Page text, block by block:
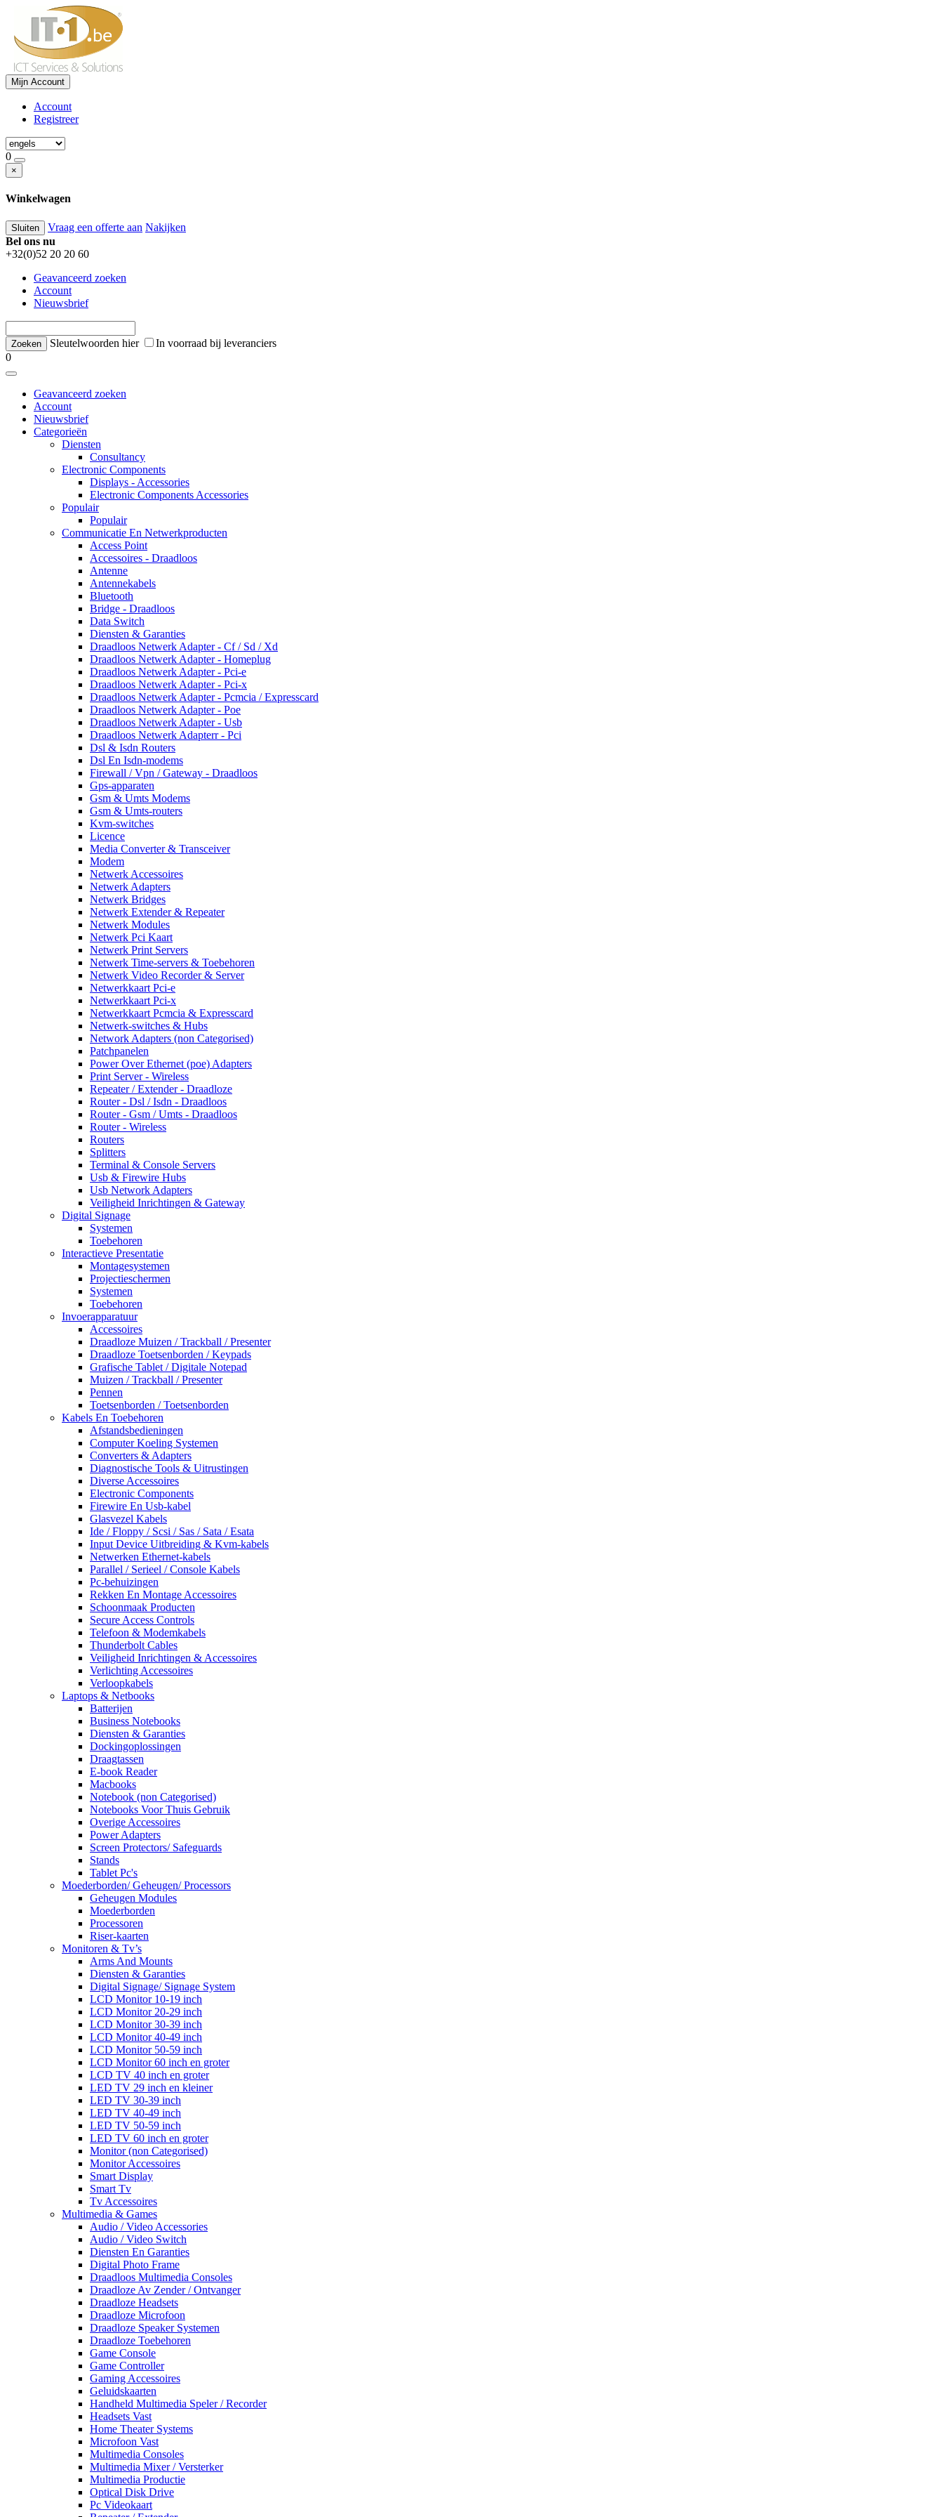
Mijn Account
Account
Registreer
0
×
Winkelwagen
Sluiten Vraag een offerte aan Nakijken
Bel ons nu
+32(0)52 20 20 60
Geavanceerd zoeken
Account
Nieuwsbrief
Sleutelwoorden hier
In voorraad bij leveranciers
0
Geavanceerd zoeken
Account
Nieuwsbrief
Categorieën
Diensten
Consultancy
Electronic Components
Displays - Accessories
Electronic Components Accessories
Populair
Populair
Communicatie En Netwerkproducten
Access Point
Accessoires - Draadloos
Antenne
Antennekabels
Bluetooth
Bridge - Draadloos
Data Switch
Diensten & Garanties
Draadloos Netwerk Adapter - Cf / Sd / Xd
Draadloos Netwerk Adapter - Homeplug
Draadloos Netwerk Adapter - Pci-e
Draadloos Netwerk Adapter - Pci-x
Draadloos Netwerk Adapter - Pcmcia / Expresscard
Draadloos Netwerk Adapter - Poe
Draadloos Netwerk Adapter - Usb
Draadloos Netwerk Adapterr - Pci
Dsl & Isdn Routers
Dsl En Isdn-modems
Firewall / Vpn / Gateway - Draadloos
Gps-apparaten
Gsm & Umts Modems
Gsm & Umts-routers
Kvm-switches
Licence
Media Converter & Transceiver
Modem
Netwerk Accessoires
Netwerk Adapters
Netwerk Bridges
Netwerk Extender & Repeater
Netwerk Modules
Netwerk Pci Kaart
Netwerk Print Servers
Netwerk Time-servers & Toebehoren
Netwerk Video Recorder & Server
Netwerkkaart Pci-e
Netwerkkaart Pci-x
Netwerkkaart Pcmcia & Expresscard
Netwerk-switches & Hubs
Network Adapters (non Categorised)
Patchpanelen
Power Over Ethernet (poe) Adapters
Print Server - Wireless
Repeater / Extender - Draadloze
Router - Dsl / Isdn - Draadloos
Router - Gsm / Umts - Draadloos
Router - Wireless
Routers
Splitters
Terminal & Console Servers
Usb & Firewire Hubs
Usb Network Adapters
Veiligheid Inrichtingen & Gateway
Digital Signage
Systemen
Toebehoren
Interactieve Presentatie
Montagesystemen
Projectieschermen
Systemen
Toebehoren
Invoerapparatuur
Accessoires
Draadloze Muizen / Trackball / Presenter
Draadloze Toetsenborden / Keypads
Grafische Tablet / Digitale Notepad
Muizen / Trackball / Presenter
Pennen
Toetsenborden / Toetsenborden
Kabels En Toebehoren
Afstandsbedieningen
Computer Koeling Systemen
Converters & Adapters
Diagnostische Tools & Uitrustingen
Diverse Accessoires
Electronic Components
Firewire En Usb-kabel
Glasvezel Kabels
Ide / Floppy / Scsi / Sas / Sata / Esata
Input Device Uitbreiding & Kvm-kabels
Netwerken Ethernet-kabels
Parallel / Serieel / Console Kabels
Pc-behuizingen
Rekken En Montage Accessoires
Schoonmaak Producten
Secure Access Controls
Telefoon & Modemkabels
Thunderbolt Cables
Veiligheid Inrichtingen & Accessoires
Verlichting Accessoires
Verloopkabels
Laptops & Netbooks
Batterijen
Business Notebooks
Diensten & Garanties
Dockingoplossingen
Draagtassen
E-book Reader
Macbooks
Notebook (non Categorised)
Notebooks Voor Thuis Gebruik
Overige Accessoires
Power Adapters
Screen Protectors/ Safeguards
Stands
Tablet Pc's
Moederborden/ Geheugen/ Processors
Geheugen Modules
Moederborden
Processoren
Riser-kaarten
Monitoren & Tv’s
Arms And Mounts
Diensten & Garanties
Digital Signage/ Signage System
LCD Monitor 10-19 inch
LCD Monitor 20-29 inch
LCD Monitor 30-39 inch
LCD Monitor 40-49 inch
LCD Monitor 50-59 inch
LCD Monitor 60 inch en groter
LCD TV 40 inch en groter
LED TV 29 inch en kleiner
LED TV 30-39 inch
LED TV 40-49 inch
LED TV 50-59 inch
LED TV 60 inch en groter
Monitor (non Categorised)
Monitor Accessoires
Smart Display
Smart Tv
Tv Accessoires
Multimedia & Games
Audio / Video Accessories
Audio / Video Switch
Diensten En Garanties
Digital Photo Frame
Draadloos Multimedia Consoles
Draadloze Av Zender / Ontvanger
Draadloze Headsets
Draadloze Microfoon
Draadloze Speaker Systemen
Draadloze Toebehoren
Game Console
Game Controller
Gaming Accessoires
Geluidskaarten
Handheld Multimedia Speler / Recorder
Headsets Vast
Home Theater Systems
Microfoon Vast
Multimedia Consoles
Multimedia Mixer / Versterker
Multimedia Productie
Optical Disk Drive
Pc Videokaart